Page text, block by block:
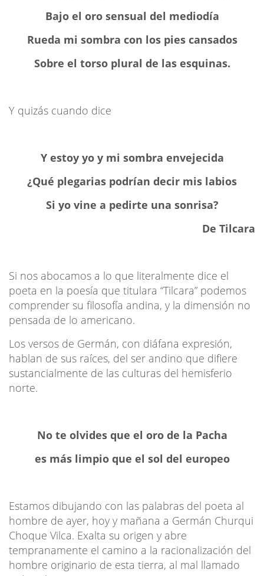
Bajo el oro sensual del mediodía
Rueda mi sombra con los pies cansados
Sobre el torso plural de las esquinas.
Y quizás cuando dice
Y estoy yo y mi sombra envejecida
¿Qué plegarias podrían decir mis labios
Si yo vine a pedirte una sonrisa?
De Tilcara
Si nos abocamos a lo que literalmente dice el
poeta en la poesía que titulara “Tilcara” podemos
comprender su filosofía andina, y la dimensión no
pensada de lo americano.
Los versos de Germán, con diáfana expresión,
hablan de sus raíces, del ser andino que difiere
sustancialmente de las culturas del hemisferio
norte.
No te olvides que el oro de la Pacha
es más limpio que el sol del europeo
Estamos dibujando con las palabras del poeta al
hombre de ayer, hoy y mañana a Germán Churqui
Choque Vilca. Exalta su origen y abre
tempranamente el camino a la racionalización del
hombre originario de esta tierra, al mal llamado